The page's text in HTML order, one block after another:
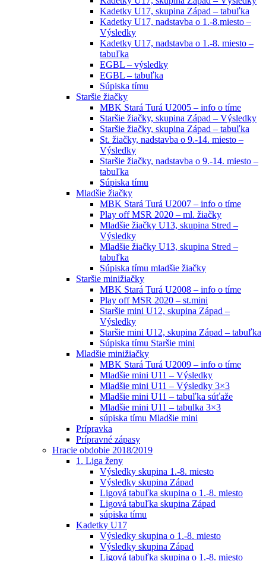
Kadetky U17, skupina Západ – tabuľka
Kadetky U17, nadstavba o 1.-8.miesto –
Výsledky
Kadetky U17, nadstavba o 1.-8. miesto –
tabuľka
EGBL – výsledky
EGBL – tabuľka
Súpiska tímu
Staršie žiačky
MBK Stará Turá U2005 – info o tíme
Staršie žiačky, skupina Západ – Výsledky
Staršie žiačky, skupina Západ – tabuľka
St. žiačky, nadstavba o 9.-14. miesto –
Výsledky
Staršie žiačky, nadstavba o 9.-14. miesto –
tabuľka
Súpiska tímu
Mladšie žiačky
MBK Stará Turá U2007 – info o tíme
Play off MSR 2020 – ml. žiačky
Mladšie žiačky U13, skupina Stred –
Výsledky
Mladšie žiačky U13, skupina Stred –
tabuľka
Súpiska tímu mladšie žiačky
Staršie minižiačky
MBK Stará Turá U2008 – info o tíme
Play off MSR 2020 – st.mini
Staršie mini U12, skupina Západ –
Výsledky
Staršie mini U12, skupina Západ – tabuľka
Súpiska tímu Staršie mini
Mladšie minižiačky
MBK Stará Turá U2009 – info o tíme
Mladšie mini U11 – Výsledky
Mladšie mini U11 – Výsledky 3×3
Mladšie mini U11 – tabuľka súťaže
Mladšie mini U11 – tabulka 3×3
súpiska tímu Mladšie mini
Prípravka
Prípravné zápasy
Hracie obdobie 2018/2019
1. Liga ženy
Výsledky skupina 1.-8. miesto
Výsledky skupina Západ
Ligová tabuľka skupina o 1.-8. miesto
Ligová tabuľka skupina Západ
súpiska tímu
Kadetky U17
Výsledky skupina o 1.-8. miesto
Výsledky skupina Západ
Ligová tabuľka skupina o 1.-8. miesto